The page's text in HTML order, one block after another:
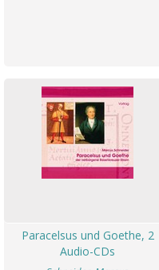
Paracelsus und Goethe, 2
Audio-CDs